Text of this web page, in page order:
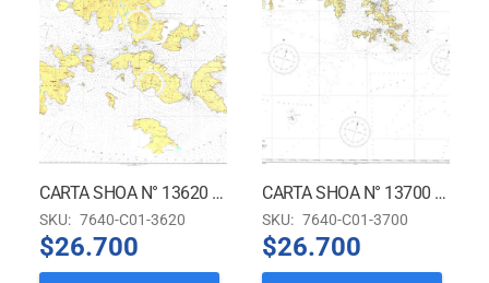
CARTA SHOA N° 13620 – ISLAS HERMITE
SKU: 7640-C01-3620
$26.700
CARTA SHOA N° 13700 – ISLAS WOLLASTON A ISLAS DIEGO RAMÍREZ
SKU: 7640-C01-3700
$26.700